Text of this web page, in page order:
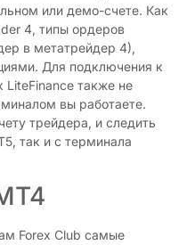
или демо-счете. Как
4, типы ордеров
в метатрейдер 4),
Для подключения к
LiteFinance также не
вы работаете.
трейдера, и следить
так и с терминала
Forex Club самые